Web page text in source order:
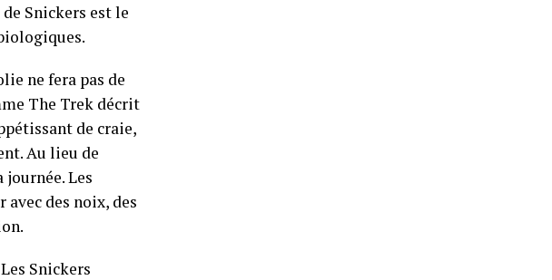
Snickers est le
ne fera pas de
The Trek décrit
de craie,
Au lieu de
Les
des noix, des
Snickers